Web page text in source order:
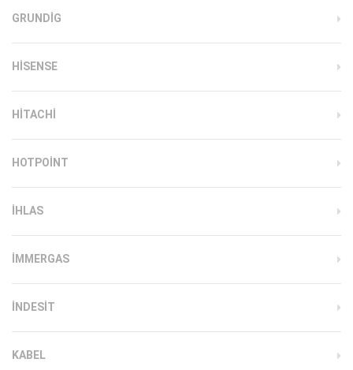
GRUNDIG
HISENSE
HITACHI
HOTPOINT
IHLAS
İMMERGAS
INDESIT
KABEL